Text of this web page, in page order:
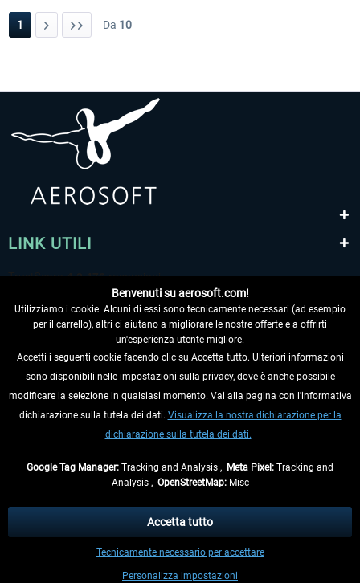
1 Da 10
LINK UTILI
RECEDERE DAL CONTRATTO
INFORMAZIONI
eventualmente le spese di spedizione, se non diversamente descritto.
** Riguarda le spedizioni al di fuori della Germania, i tempi di consegna per le
altre nazioni sono disponibili nelleinformazioni di spedizione
Benvenuti su aerosoft.com!
Utilizziamo i cookie. Alcuni di essi sono tecnicamente necessari (ad esempio
per il carrello), altri ci aiutano a migliorare le nostre offerte e a offrirti
un'esperienza utente migliore.
Accetti i seguenti cookie facendo clic su Accetta tutto. Ulteriori informazioni
sono disponibili nelle impostazioni sulla privacy, dove è anche possibile
modificare la selezione in qualsiasi momento. Vai alla pagina con l'informativa
dichiarazione sulla tutela dei dati. Visualizza la nostra dichiarazione per la
dichiarazione sulla tutela dei dati.
Google Tag Manager: Tracking and Analysis , Meta Pixel: Tracking and
Analysis , OpenStreetMap:Misc
Personalizza impostazioni
Tecnicamente necessario per accettare
Accetta tutto